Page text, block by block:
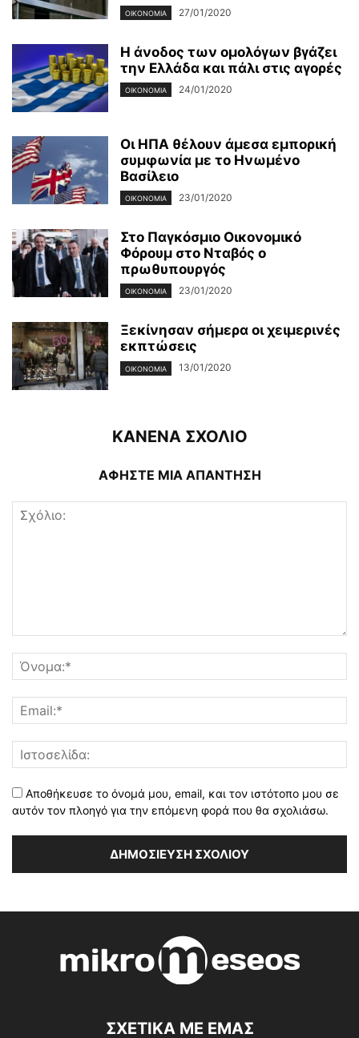
ΟΙΚΟΝΟΜΊΑ 27/01/2020
Η άνοδος των ομολόγων βγάζει
την Ελλάδα και πάλι στις αγορές
ΟΙΚΟΝΟΜΊΑ 24/01/2020
Οι ΗΠΑ θέλουν άμεσα εμπορική
συμφωνία με το Ηνωμένο
Βασίλειο
ΟΙΚΟΝΟΜΊΑ 23/01/2020
Στο Παγκόσμιο Οικονομικό
Φόρουμ στο Νταβός ο
πρωθυπουργός
ΟΙΚΟΝΟΜΊΑ 23/01/2020
Ξεκίνησαν σήμερα οι χειμερινές
εκπτώσεις
ΟΙΚΟΝΟΜΊΑ 13/01/2020
ΚΑΝΕΝΑ ΣΧΟΛΙΟ
ΑΦΗΣΤΕ ΜΙΑ ΑΠΑΝΤΗΣΗ
Αποθήκευσε το όνομά μου, email, και τον ιστότοπο μου σε
αυτόν τον πλοηγό για την επόμενη φορά που θα σχολιάσω.
ΣΧΕΤΙΚΑ ΜΕ ΕΜΑΣ